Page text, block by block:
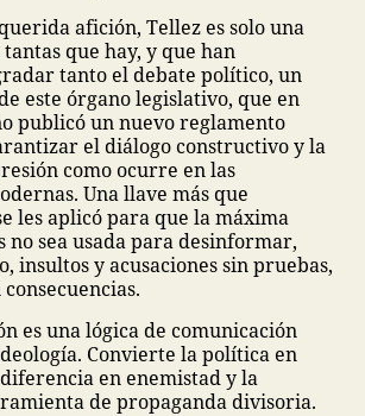
afición, Tellez es solo una
que hay, y que han
tanto el debate político, un
este órgano legislativo, que en
publicó un nuevo reglamento
el diálogo constructivo y la
como ocurre en las
Una llave más que
les aplicó para que la máxima
sea usada para desinformar,
insultos y acusaciones sin pruebas,
es una lógica de comunicación
Convierte la política en
en enemistad y la
de propaganda divisoria.